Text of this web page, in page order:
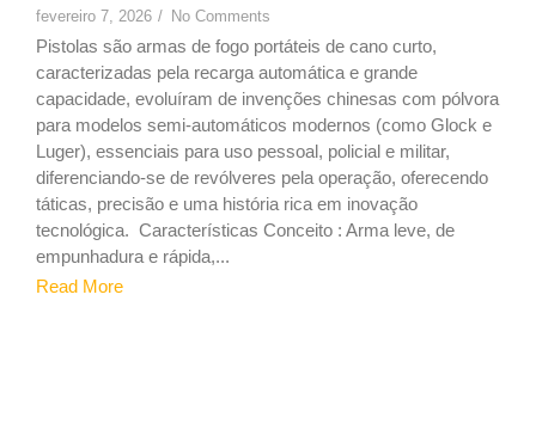
fevereiro 7, 2026 / No Comments
Pistolas são armas de fogo portáteis de cano curto,
caracterizadas pela recarga automática e grande
capacidade, evoluíram de invenções chinesas com pólvora
para modelos semi-automáticos modernos (como Glock e
Luger), essenciais para uso pessoal, policial e militar,
diferenciando-se de revólveres pela operação, oferecendo
táticas, precisão e uma história rica em inovação
tecnológica. Características Conceito : Arma leve, de
empunhadura e rápida,...
Read More